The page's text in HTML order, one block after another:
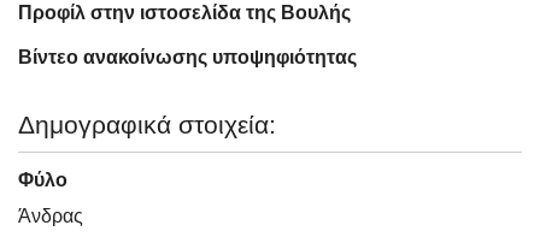
Προφίλ στην ιστοσελίδα της Βουλής
Βίντεο ανακοίνωσης υποψηφιότητας
Δημογραφικά στοιχεία:
Φύλο
Άνδρας